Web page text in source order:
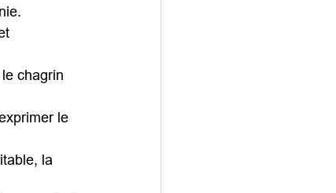
le chagrin
le
la